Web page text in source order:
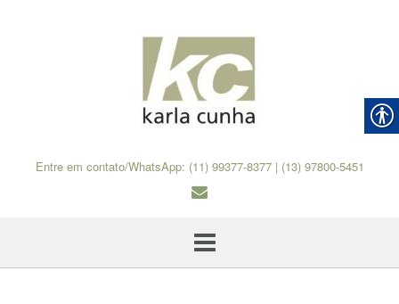
Entre em contato/WhatsApp: (11) 99377-8377 | (13) 97800-5451